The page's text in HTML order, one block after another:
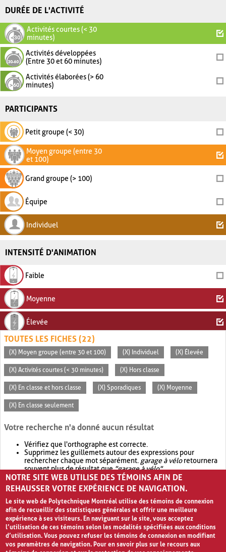
DURÉE DE L'ACTIVITÉ
Activités courtes (< 30
minutes)
Activités développées
(Entre 30 et 60 minutes)
Activités élaborées (> 60
minutes)
PARTICIPANTS
Petit groupe (< 30)
Moyen groupe (entre 30
et 100)
Grand groupe (> 100)
Équipe
Individuel
INTENSITÉ D'ANIMATION
Faible
Moyenne
Élevée
TOUTES LES FICHES (22)
(X) Moyen groupe (entre 30 et 100) (X) Individuel (X) Élevée
(X) Activités courtes (< 30 minutes) (X) Hors classe
(X) En classe et hors classe (X) Sporadiques (X) Moyenne
(X) En classe seulement
Votre recherche n'a donné aucun résultat
Vérifiez que l'orthographe est correcte.
Supprimez les guillemets autour des expressions pour
rechercher chaque mot séparément. garage à véloretournera
souvent plus de résultat que"garage à vélo".
Envisagez d'élargir votre recherche avec OR.garage OR vélo
retournera souvent plus de résultat quegarage à vélo
NOTRE SITE WEB UTILISE DES TÉMOINS AFIN DE
REHAUSSER VOTRE EXPÉRIENCE DE NAVIGATION.
Le site web de Polytechnique Montréal utilise des témoins de connexion
afin de recueillir des statistiques générales et offrir une meilleure
expérience à ses visiteurs. En naviguant sur le site, vous acceptez
l’utilisation de ces témoins selon les modalités spécifiées aux conditions
d’utilisation. Vous pouvez refuser les témoins de connexion en modifiant
vos paramètres de navigation. Pour en savoir plus sur le recours aux